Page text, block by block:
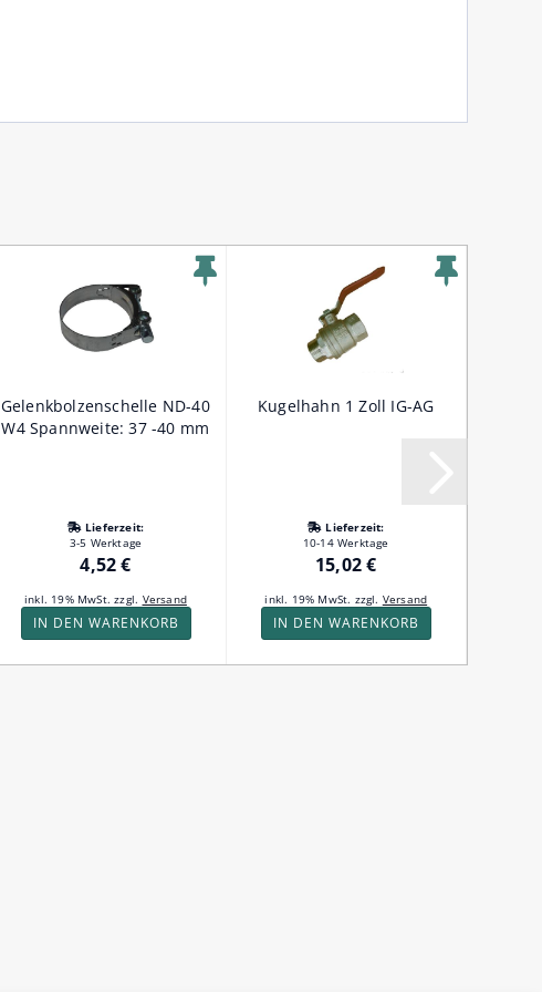
Gelenkbolzenschelle ND-40
W4 Spannweite: 37 -40 mm
Lieferzeit:
3-5 Werktage
4,52 €
inkl. 19% MwSt. zzgl. Versand
IN DEN WARENKORB
Kugelhahn 1 Zoll IG-AG
Lieferzeit:
10-14 Werktage
15,02 €
inkl. 19% MwSt. zzgl. Versand
IN DEN WARENKORB